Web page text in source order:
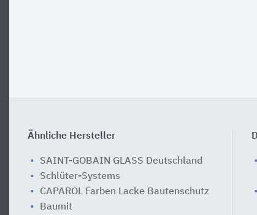
Ähnliche Hersteller
SAINT-GOBAIN GLASS Deutschland
Schlüter-Systems
CAPAROL Farben Lacke Bautenschutz
Baumit